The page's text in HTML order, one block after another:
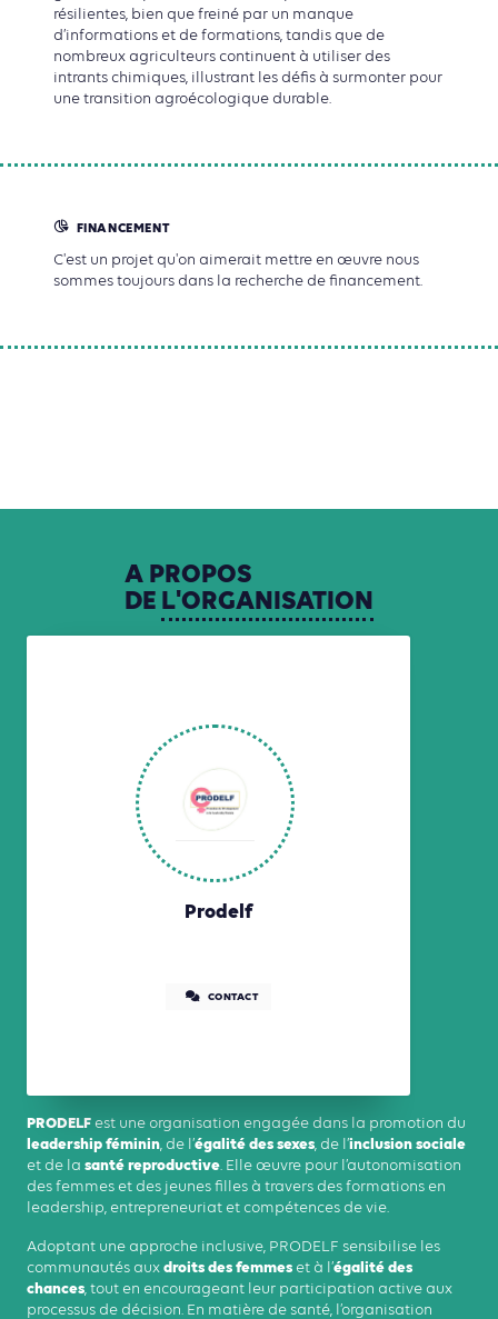
résilientes, bien que freiné par un manque
d’informations et de formations, tandis que de
nombreux agriculteurs continuent à utiliser des
intrants chimiques, illustrant les défis à surmonter pour
une transition agroécologique durable.
FINANCEMENT
C'est un projet qu'on aimerait mettre en œuvre nous
sommes toujours dans la recherche de financement.
A PROPOS
DE L'ORGANISATION
Prodelf
CONTACT
PRODELF est une organisation engagée dans la promotion du
leadership féminin, de l’égalité des sexes, de l’inclusion sociale
et de la santé reproductive. Elle œuvre pour l’autonomisation
des femmes et des jeunes filles à travers des formations en
leadership, entrepreneuriat et compétences de vie.
Adoptant une approche inclusive, PRODELF sensibilise les
communautés aux droits des femmes et à l’égalité des
chances, tout en encourageant leur participation active aux
processus de décision. En matière de santé, l’organisation